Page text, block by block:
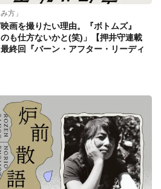
方」
画を撮りたい理由。『ボトムズ』
も仕方ないかと(笑)」【押井守連載
終回『バーン・アフター・リーディ